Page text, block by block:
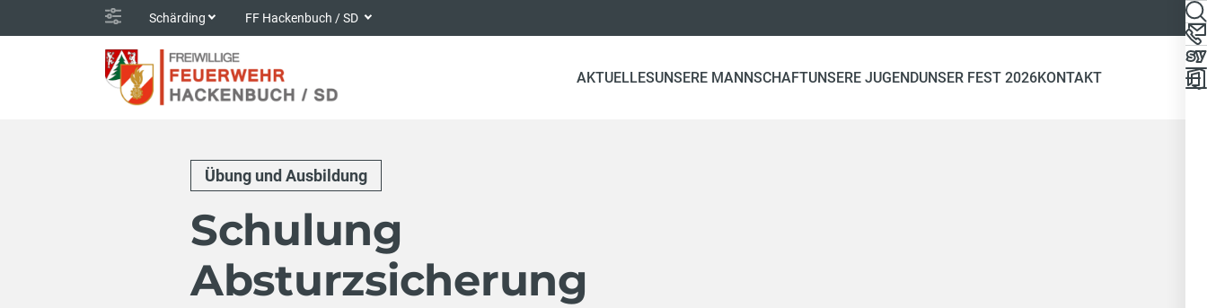
Schärding FF Hackenbuch / SD
AKTUELLESUNSERE MANNSCHAFTUNSERE JUGENDUNSER FEST 2026KONTAKT
Übung und Ausbildung
Schulung
Absturzsicherung